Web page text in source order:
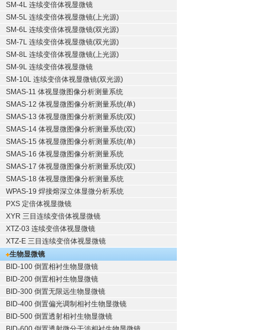
SM-4L 连续变倍体视显微镜
SM-5L 连续变倍体视显微镜(上光源)
SM-6L 连续变倍体视显微镜(双光源)
SM-7L 连续变倍体视显微镜(双光源)
SM-8L 连续变倍体视显微镜(上光源)
SM-9L 连续变倍体视显微镜
SM-10L 连续变倍体视显微镜(双光源)
SMAS-11 体视显微图像分析测量系统
SMAS-12 体视显微图像分析测量系统(单)
SMAS-13 体视显微图像分析测量系统(双)
SMAS-14 体视显微图像分析测量系统(双)
SMAS-15 体视显微图像分析测量系统(单)
SMAS-16 体视显微图像分析测量系统
SMAS-17 体视显微图像分析测量系统(双)
SMAS-18 体视显微图像分析测量系统
WPAS-19 焊接熔深立体显微分析系统
PXS 定倍体视显微镜
XYR 三目连续变倍体视显微镜
XTZ-03 连续变倍体视显微镜
XTZ-E 三目连续变倍体视显微镜
生物显微镜
BID-100 倒置相衬生物显微镜
BID-200 倒置相衬生物显微镜
BID-300 倒置无限远生物显微镜
BID-400 倒置偏光调制相衬生物显微镜
BID-500 倒置透射相衬生物显微镜